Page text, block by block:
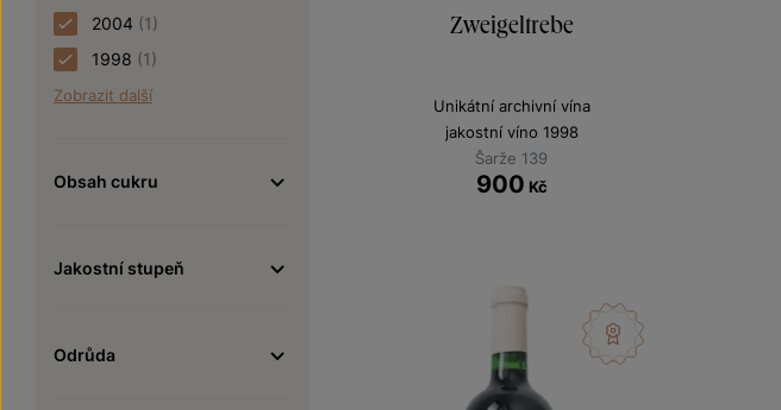
2004 (1)
1998 (1)
Zobrazit další
Obsah cukru
Jakostní stupeň
Odrůda
Zweigeltrebe
Unikátní archivní vína
jakostní víno 1998
Šarže 139
900 Kč